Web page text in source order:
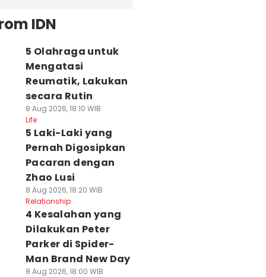
IDN
5 Olahraga untuk
Mengatasi
Reumatik, Lakukan
secara Rutin
8 Aug 2026, 18:10 WIB
Life
5 Laki-Laki yang
Pernah Digosipkan
Pacaran dengan
Zhao Lusi
8 Aug 2026, 18:20 WIB
Relationship
4 Kesalahan yang
Dilakukan Peter
Parker di Spider-
Man Brand New Day
8 Aug 2026, 18:00 WIB